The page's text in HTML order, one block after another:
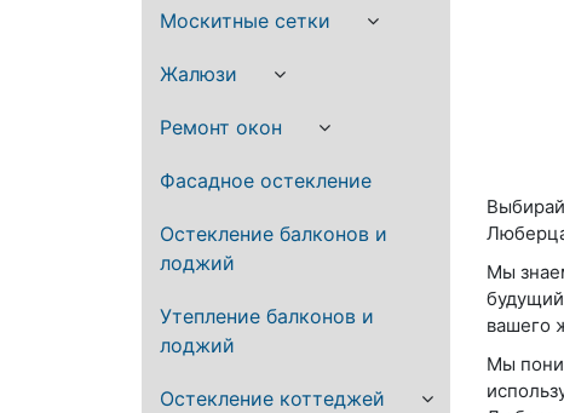
Москитные сетки
Жалюзи
Ремонт окон
Фасадное остекление
Остекление балконов и
лоджий
Утепление балконов и
лоджий
Остекление коттеджей
Мы
вашего
Мы